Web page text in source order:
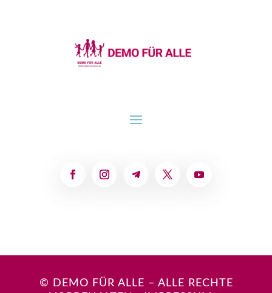
© DEMO FÜR ALLE – ALLE RECHTE